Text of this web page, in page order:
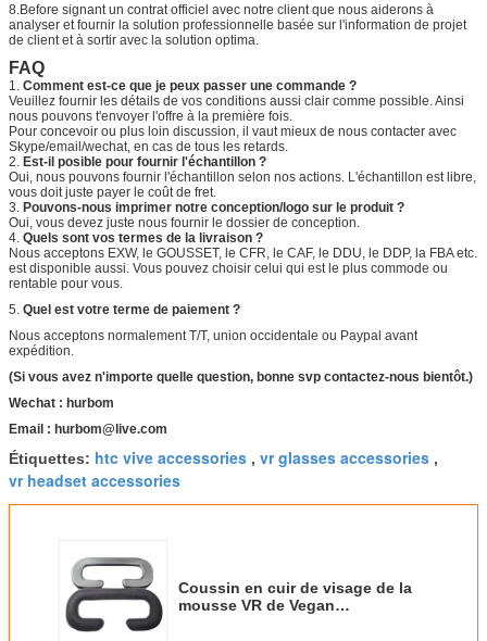
8.Before signant un contrat officiel avec notre client que nous aiderons à
analyser et fournir la solution professionnelle basée sur l'information de projet
de client et à sortir avec la solution optima.
FAQ
1. Comment est-ce que je peux passer une commande ?
Veuillez fournir les détails de vos conditions aussi clair comme possible. Ainsi
nous pouvons t'envoyer l'offre à la première fois.
Pour concevoir ou plus loin discussion, il vaut mieux de nous contacter avec
Skype/email/wechat, en cas de tous les retards.
2. Est-il posible pour fournir l'échantillon ?
Oui, nous pouvons fournir l'échantillon selon nos actions. L'échantillon est libre,
vous doit juste payer le coût de fret.
3. Pouvons-nous imprimer notre conception/logo sur le produit ?
Oui, vous devez juste nous fournir le dossier de conception.
4. Quels sont vos termes de la livraison ?
Nous acceptons EXW, le GOUSSET, le CFR, le CAF, le DDU, le DDP, la FBA etc.
est disponible aussi. Vous pouvez choisir celui qui est le plus commode ou
rentable pour vous.
5. Quel est votre terme de paiement ?
Nous acceptons normalement T/T, union occidentale ou Paypal avant
expédition.
(Si vous avez n'importe quelle question, bonne svp contactez-nous bientôt.)
Wechat : hurbom
Email : hurbom@live.com
Étiquettes: htc vive accessories , vr glasses accessories ,
vr headset accessories
Coussin en cuir de visage de la
mousse VR de Vegan